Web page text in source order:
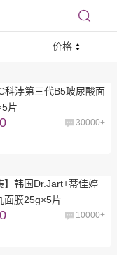
价格
科浡第三代B5玻尿酸面
片
30000+
】韩国Dr.Jart+蒂佳婷
面膜25g×5片
10000+